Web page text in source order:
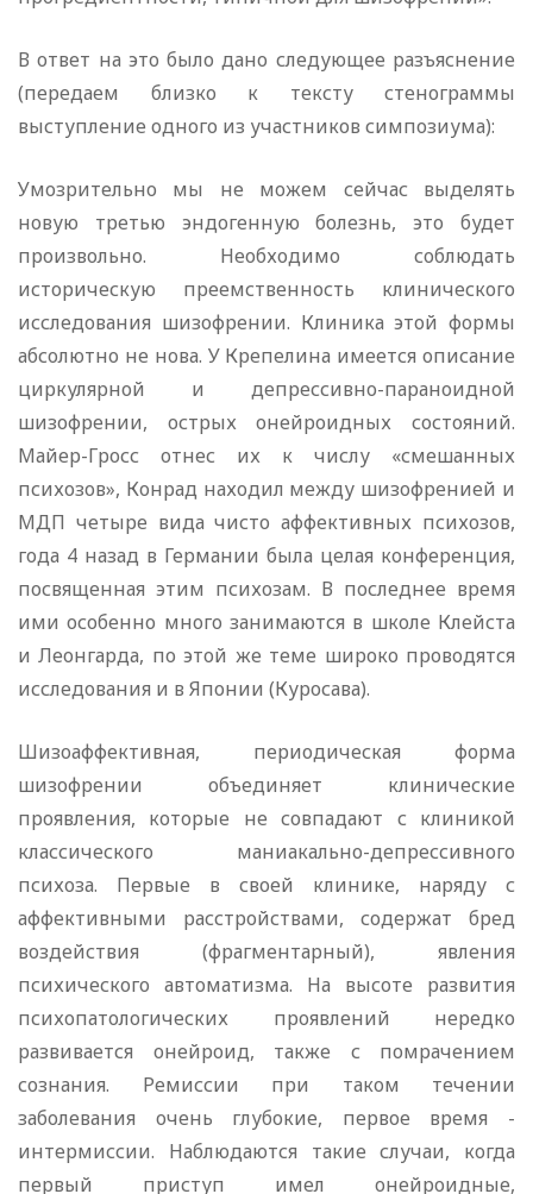
В ответ на это было дано следующее разъяснение
(передаем близко к тексту стенограммы
выступление одного из участников симпозиума):
Умозрительно мы не можем сейчас выделять
новую третью эндогенную болезнь, это будет
произвольно. Необходимо соблюдать
историческую преемственность клинического
исследования шизофрении. Клиника этой формы
абсолютно не нова. У Крепелина имеется описание
циркулярной и депрессивно-параноидной
шизофрении, острых онейроидных состояний.
Майер-Гросс отнес их к числу «смешанных
психозов», Конрад находил между шизофренией и
МДП четыре вида чисто аффективных психозов,
года 4 назад в Германии была целая конференция,
посвященная этим психозам. В последнее время
ими особенно много занимаются в школе Клейста
и Леонгарда, по этой же теме широко проводятся
исследования и в Японии (Куросава).
Шизоаффективная, периодическая форма
шизофрении объединяет клинические
проявления, которые не совпадают с клиникой
классического маниакально-депрессивного
психоза. Первые в своей клинике, наряду с
аффективными расстройствами, содержат бред
воздействия (фрагментарный), явления
психического автоматизма. На высоте развития
психопатологических проявлений нередко
развивается онейроид, также с помрачением
сознания. Ремиссии при таком течении
заболевания очень глубокие, первое время -
интермиссии. Наблюдаются такие случаи, когда
первый приступ имел онейроидные,